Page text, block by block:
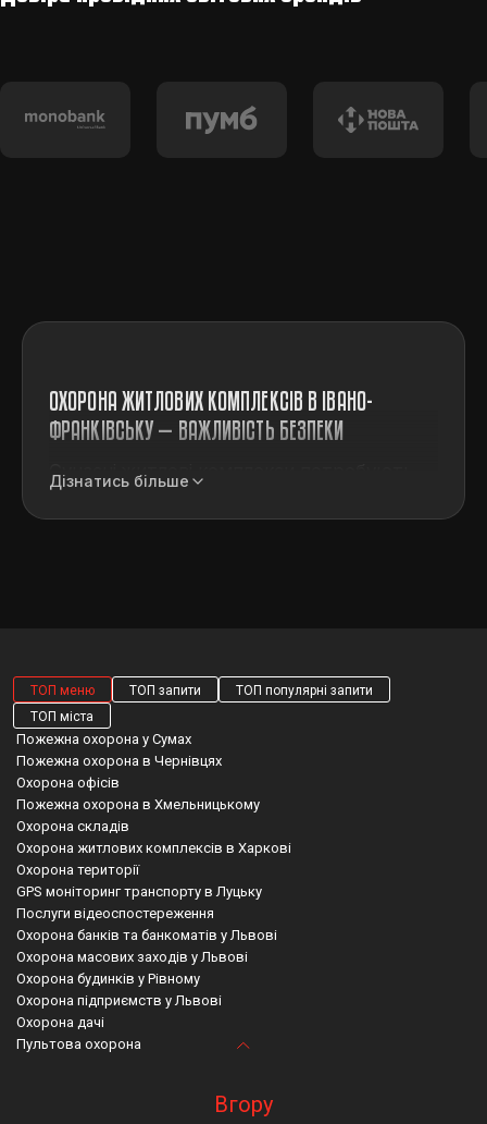
ОХОРОНА ЖИТЛОВИХ КОМПЛЕКСІВ В ІВАНО-
ФРАНКІВСЬКУ — ВАЖЛИВІСТЬ БЕЗПЕКИ
Сучасні житлові комплекси потребують
не лише комфорту та зручної
інфраструктури, а й ефективного захисту.
Івано-Франківську, ґрунтуючись на
сучасних технологіях, підготовленому
персоналі та багаторічному досвіді в
галузі безпеки.
Наявність охоронної служби не лише
запобігає крадіжкам і правопорушенням, а
й створює атмосферу спокою й довіри
серед мешканців. Особливо актуальним
це є для новобудов, де активний рух
відвідувачів та незавершені роботи
можуть сприяти порушенням порядку.
Саме тому охорона житлових комплексів
в Івано-Франківську — оптимальне
рішення. З кожним днем популярність
Дізнатись більше
ТОП меню ТОП запити
ТОП популярні запити
ТОП міста
Пожежна охорона у Сумах
Пожежна охорона в Чернівцях
Охорона офісів
Пожежна охорона в Хмельницькому
Охорона складів
Охорона житлових комплексів в Харкові
Охорона території
GPS моніторинг транспорту в Луцьку
Послуги відеоспостереження
Охорона банків та банкоматів у Львові
Охорона масових заходів у Львові
Охорона будинків у Рівному
Охорона підприємств у Львові
Охорона дачі
Пультова охорона
Полтавська область пожежна охорона
Вгору